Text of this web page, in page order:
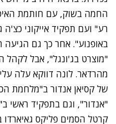
החמה בשוק, עם חותמת
רע" ועם תפקיד אייקוני כצ'ה
באופנוע". אחר כך גם
"מוצרט בג'ונגל", אבל לקהל
מהרדאר. לונה דווקא עלה
של קסיאן אנדור ב"מלחמת
"אנדור", וגם בתפקיד ראשי
קרטל הסמים פליקס